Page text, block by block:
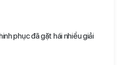
phục đã gặt hái nhiều giải